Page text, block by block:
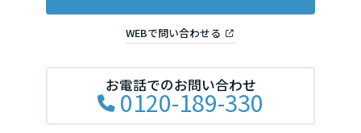
WEBで問い合わせる
お電話でのお問い合わせ
0120-189-330
中国・四国エリア